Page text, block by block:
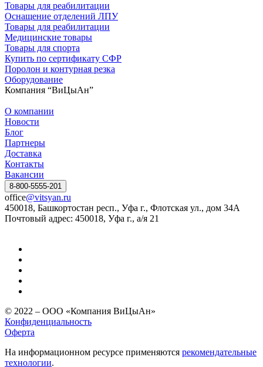
Товары для реабилитации
Оснащение отделений ЛПУ
Товары для реабилитации
Медицинские товары
Товары для спорта
Купить по сертификату СФР
Поролон и контурная резка
Оборудование
Компания “ВиЦыАн”
О компании
Новости
Блог
Партнеры
Доставка
Контакты
Вакансии
8-800-5555-201
office@vitsyan.ru
450018, Башкортостан респ., Уфа г., Флотская ул., дом 34А
Почтовый адрес: 450018, Уфа г., а/я 21
© 2022 – ООО «Компания ВиЦыАн»
Конфиденциальность
Оферта
На информационном ресурсе применяются рекомендательные
технологии.